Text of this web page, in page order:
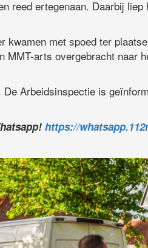
reed ertegenaan. Daarbij
kwamen met spoed ter
MMT-arts overgebracht naar
Arbeidsinspectie is
https://